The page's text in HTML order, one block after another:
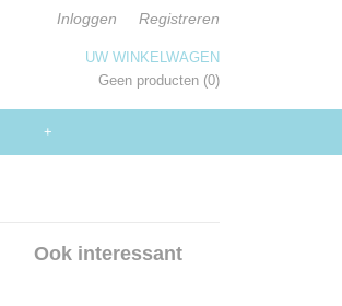
Inloggen Registreren
UW WINKELWAGEN
Geen producten (0)
+
Ook interessant